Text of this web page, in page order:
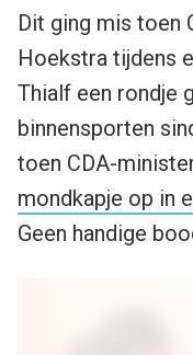
Dit ging mis toen
Hoekstra tijdens
Thialf een rondje
binnensporten
toen CDA-
mondkapje op in
Geen handige